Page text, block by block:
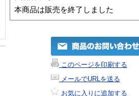
本商品は販売を終了しました
このページを印刷する
メールでURLを送る
お気に入りに追加する